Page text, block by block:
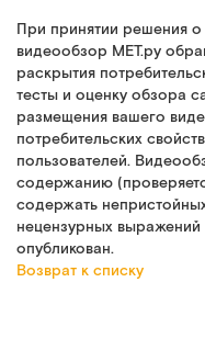
При принятии решения
видеообзор МЕТ.ру
раскрытия
тесты и оценку обзора
размещения вашего
потребительских
пользователей.
содержанию
содержать
нецензурных
опубликован.
Возврат к списку